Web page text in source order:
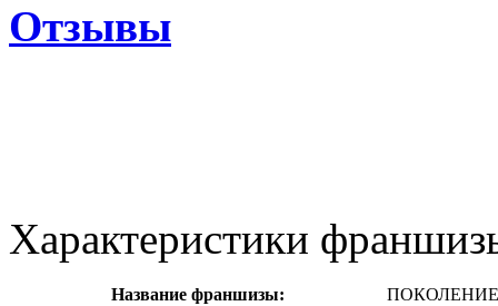
Отзывы
Характеристики
Название франшизы:
ПОКОЛЕНИЕ